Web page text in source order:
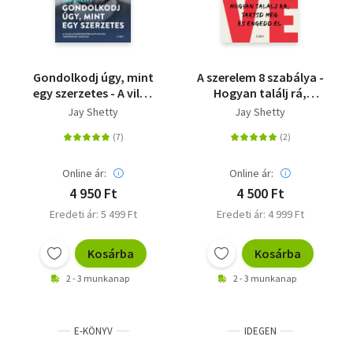
Gondolkodj úgy, mint
egy szerzetes - A világ
legnépszerűbb
tanácsai
Jay Shetty
Online ár:
4 950 Ft
Eredeti ár: 5 499 Ft
Kosárba
2 - 3 munkanap
A szerelem 8 szabálya -
Hogyan találj rá,
tartsd meg és engedd
Jay Shetty
Online ár:
4 500 Ft
Eredeti ár: 4 999 Ft
Kosárba
2 - 3 munkanap
E-KÖNYV IDEGEN